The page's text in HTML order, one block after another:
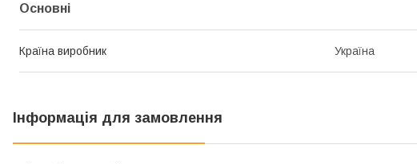
Основні
Країна виробник Україна
Інформація для замовлення